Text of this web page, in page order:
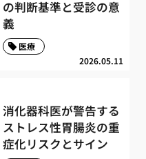
の判断基準と受診の意
義
2026.05.11
医療
消化器科医が警告する
ストレス性胃腸炎の重
症化リスクとサイン